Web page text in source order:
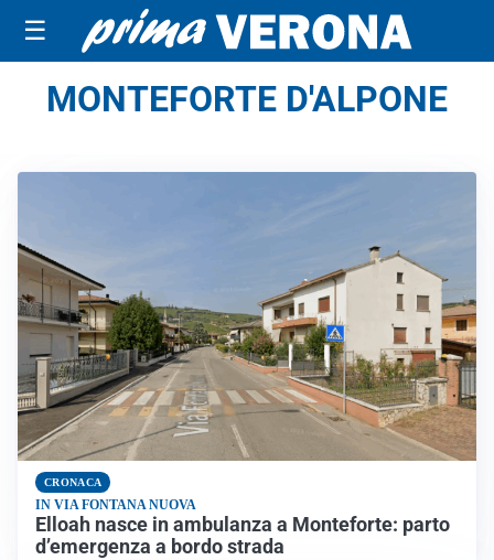
☰
MONTEFORTE D'ALPONE
CRONACA
IN VIA FONTANA NUOVA
Elloah nasce in ambulanza a Monteforte: parto
d’emergenza a bordo strada